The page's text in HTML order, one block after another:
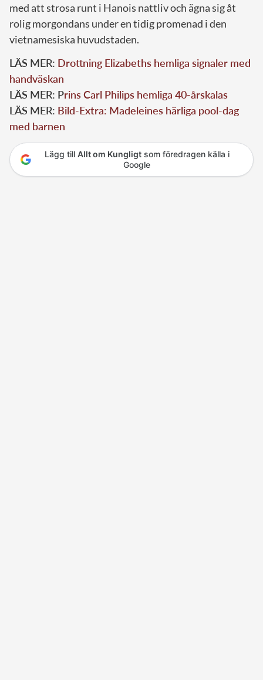
med att strosa runt i Hanois nattliv och ägna sig åt
rolig morgondans under en tidig promenad i den
vietnamesiska huvudstaden.
LÄS MER: Drottning Elizabeths hemliga signaler med
handväskan
LÄS MER: Prins Carl Philips hemliga 40-årskalas
LÄS MER: Bild-Extra: Madeleines härliga pool-dag
med barnen
Lägg till Allt om Kungligtsom föredragen källa i
Google